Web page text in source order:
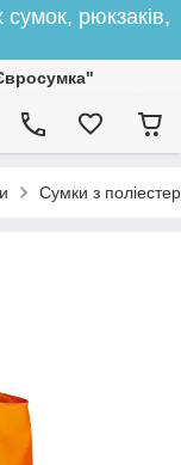
рюкзаків,
Сумки з